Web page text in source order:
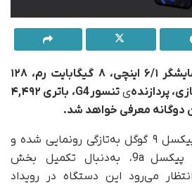
پیکسل 9a احتمالاً با نمایشگر ۶/۱ اینچی، ۸ گیگابایت رم، ۱۲۸
پردازنده‌ی
تنسور G4، باتری ۴,۴۹۲
دوگانه معرفی خواهد شد.
به‌گزارش تک‌ناک، سری پیکسل ۹ گوگل به‌تازگی رونمایی شده و
اکنون گوگل با معرفی پیکسل 9a، به‌دنبال تکمیل بخش
می‌رود این دستگاه در رویداد